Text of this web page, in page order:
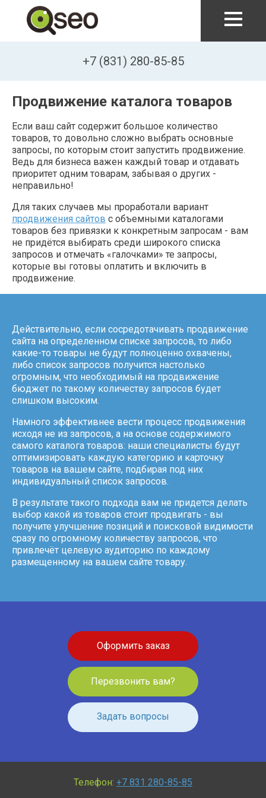
Перейти к основному содержанию
+7 (831) 280-85-85
Продвижение каталога товаров
Если ваш сайт содержит большое количество
товаров, то довольно сложно выбрать основные
запросы, по которым стоит запустить продвижение.
Ведь для бизнеса важен каждый товар и отдавать
приоритет одним товарам, забывая о других -
неправильно!
Для таких случаев мы проработали вариант
продвижения сайтов с объемными каталогами
товаров без привязки к конкретным запросам - вам
не придётся выбирать среди широкого списка
запросов и отмечать «галочками» те запросы,
которые вы готовы оплатить и включить в
продвижение.
Действительно, если сосредотачивать продвижение
сайта на определенном списке запросов, то либо
какие-то товары не будут полноценно охвачены,
либо список запросов получится настолько
огромным, что необходимый на продвижение
бюджет по такому количеству запросов будет
слишком высоким.
Намного эффективнее вести процесс продвижения
исходя не из запросов, а на основе содержимого
самого каталога товаров: наши специалисты будут
оптимизировать каждую категорию и карточку
товаров на вашем сайте, подбирая под них
индивидуальный список запросов.
В результате такого подхода вам не придется делать
выбор какой из товаров стоит продвигать - вы
получите улучшение позиций и поисковой видимости
сразу по огромному количеству запросов, что
привлечёт целевую аудиторию по каждому
размещенному на вашем сайте товару.
Оформить заказ
Перезвонить вам?
Задать вопросы
Телефон: +7 831 280-85-85